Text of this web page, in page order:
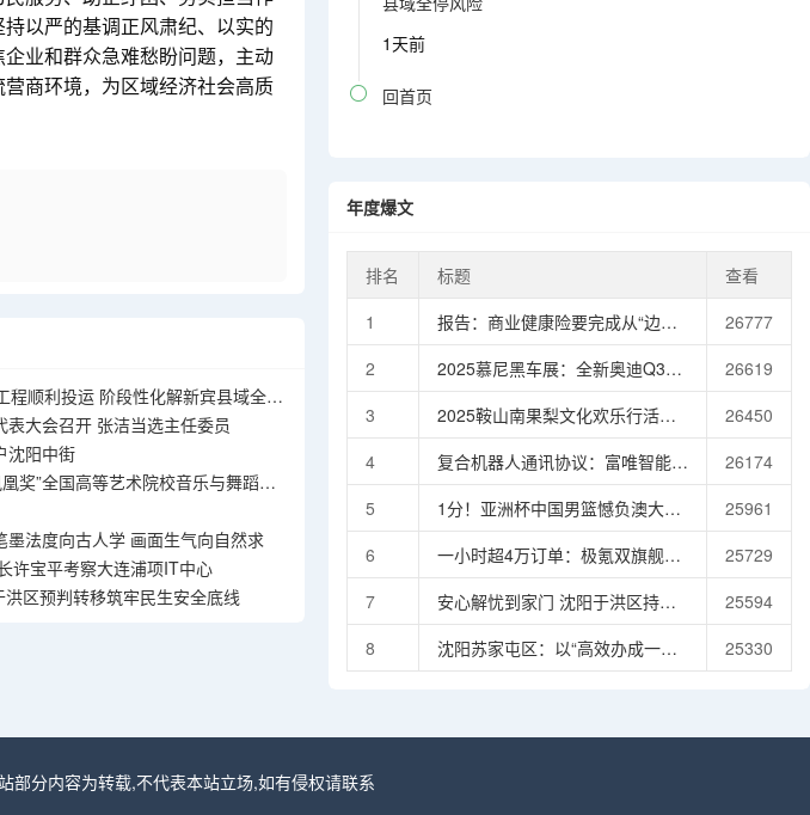
以严的基调正风肃纪、以实的
业和群众急难愁盼问题，主动
商环境，为区域经济社会高质
程顺利投运 阶段性化解新宾县域全停
大会召开 张洁当选主任委员
沈阳中街
奖”全国高等艺术院校音乐与舞蹈展
法度向古人学 画面生气向自然求
许宝平考察大连浦项IT中心
区预判转移筑牢民生安全底线
1天前
 回首页
年度爆文
排名 标题
查看
1
报告：商业健康险要完成从“边缘
补充者”到“生态协同者”的转变，
需聚焦三大方向
26777
2
2025慕尼黑车展：全新奥迪Q3
Sportback首发亮相 引入插混车型
26619
3
2025鞍山南果梨文化欢乐行活动
启幕激活秋季文体旅市场活力
26450
4
复合机器人通讯协议：富唯智能的
技术突破与行业引领
26174
5
1分！亚洲杯中国男篮憾负澳大利
亚1分！亚洲杯中国男篮憾负澳大
利亚
25961
6
一小时超4万订单：极氪双旗舰打
破中国豪车“曲高和寡”困局
25729
7
安心解忧到家门 沈阳于洪区持续
破解办证难题惠及千户居民
25594
8
沈阳苏家屯区：以“高效办成一件
事”点亮政务服务现代化新路径
25330
部分内容为转载,不代表本站立场,如有侵权请联系